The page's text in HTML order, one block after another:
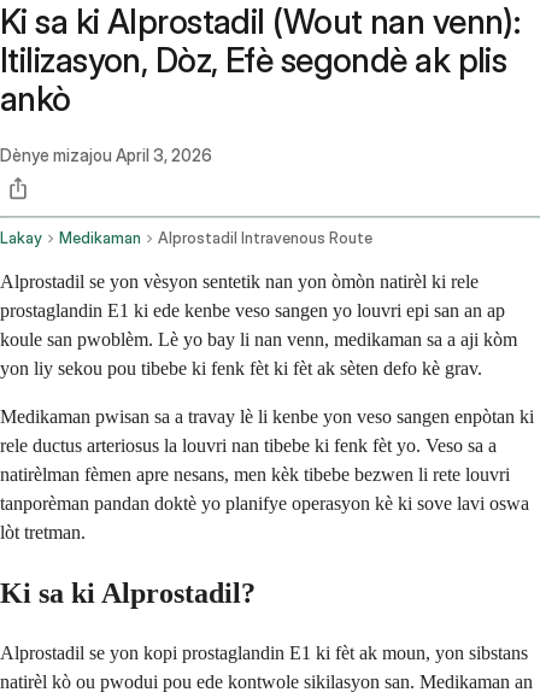
Ki sa ki Alprostadil (Wout nan venn):
Itilizasyon, Dòz, Efè segondè ak plis
ankò
Dènye mizajou April 3, 2026
Lakay Medikaman Alprostadil Intravenous Route
Alprostadil se yon vèsyon sentetik nan yon òmòn natirèl ki rele
prostaglandin E1 ki ede kenbe veso sangen yo louvri epi san an ap
koule san pwoblèm. Lè yo bay li nan venn, medikaman sa a aji kòm
yon liy sekou pou tibebe ki fenk fèt ki fèt ak sèten defo kè grav.
Medikaman pwisan sa a travay lè li kenbe yon veso sangen enpòtan ki
rele ductus arteriosus la louvri nan tibebe ki fenk fèt yo. Veso sa a
natirèlman fèmen apre nesans, men kèk tibebe bezwen li rete louvri
tanporèman pandan doktè yo planifye operasyon kè ki sove lavi oswa
lòt tretman.
Ki sa ki Alprostadil?
Alprostadil se yon kopi prostaglandin E1 ki fèt ak moun, yon sibstans
natirèl kò ou pwodui pou ede kontwole sikilasyon san. Medikaman an